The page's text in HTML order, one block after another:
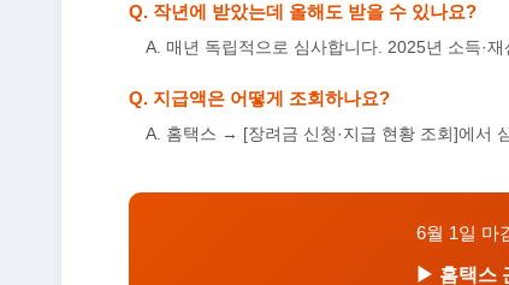
Q. 작년에 받았는데 올해도 받을 수 있나요?
A. 매년 독립적으로 심사합니다. 2025년 소득·
Q. 지급액은 어떻게 조회하나요?
A. 홈택스 → [장려금 신청·지급 현황 조회]에서
6월 1일 마
▶ 홈택스